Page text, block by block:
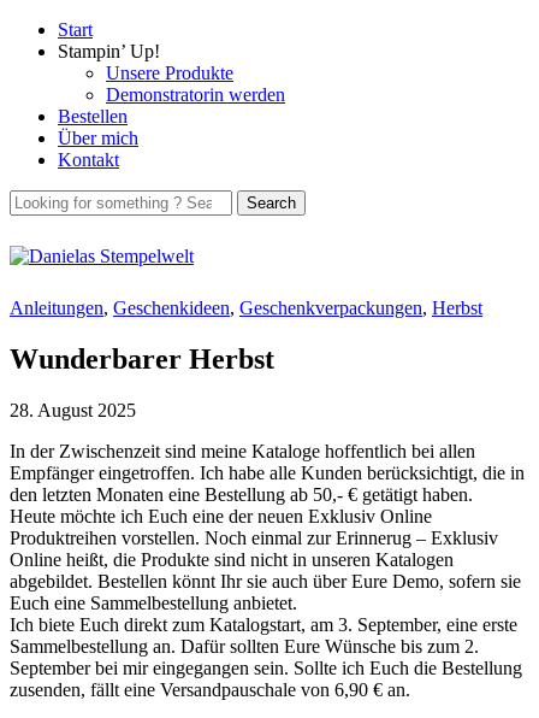
Start
Stampin’ Up!
Unsere Produkte
Demonstratorin werden
Bestellen
Über mich
Kontakt
Anleitungen, Geschenkideen, Geschenkverpackungen, Herbst
Wunderbarer Herbst
28. August 2025
In der Zwischenzeit sind meine Kataloge hoffentlich bei allen
Empfänger eingetroffen. Ich habe alle Kunden berücksichtigt, die in
den letzten Monaten eine Bestellung ab 50,- € getätigt haben.
Heute möchte ich Euch eine der neuen Exklusiv Online
Produktreihen vorstellen. Noch einmal zur Erinnerug – Exklusiv
Online heißt, die Produkte sind nicht in unseren Katalogen
abgebildet. Bestellen könnt Ihr sie auch über Eure Demo, sofern sie
Euch eine Sammelbestellung anbietet.
Ich biete Euch direkt zum Katalogstart, am 3. September, eine erste
Sammelbestellung an. Dafür sollten Eure Wünsche bis zum 2.
September bei mir eingegangen sein. Sollte ich Euch die Bestellung
zusenden, fällt eine Versandpauschale von 6,90 € an.